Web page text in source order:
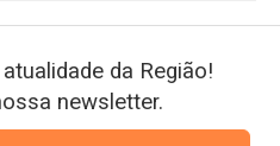
da Região!
newsletter.